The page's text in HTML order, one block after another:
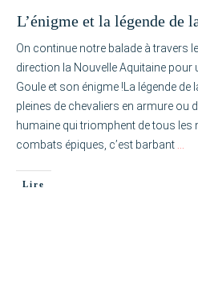
L’énigme et la légende de
On continue notre balade à travers
direction la Nouvelle Aquitaine pour
Goule et son énigme !La légende de
pleines de chevaliers en armure ou
humaine qui triomphent de tous les
combats épiques, c’est barbant
Lire